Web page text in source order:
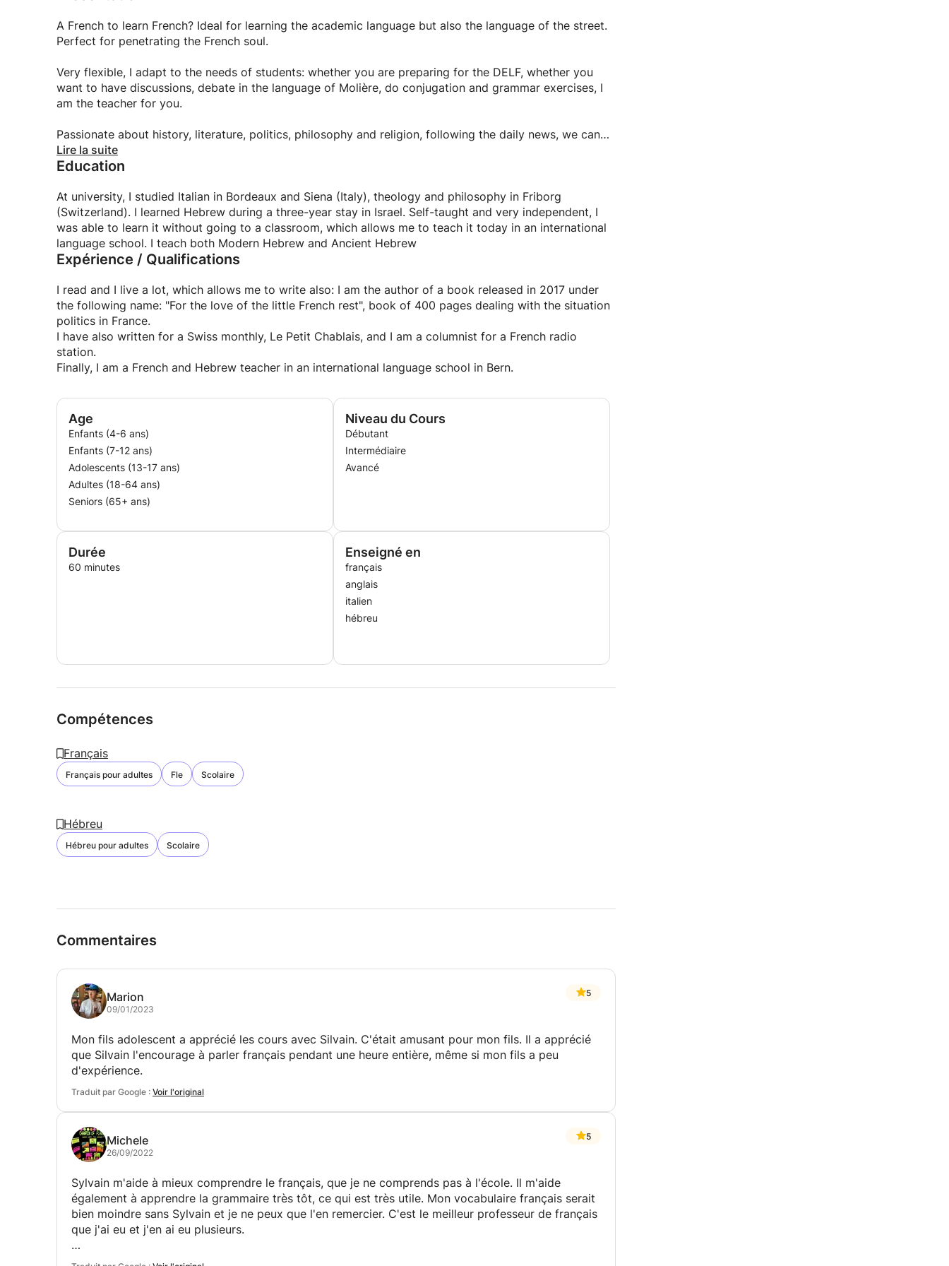
A French to learn French? Ideal for learning the academic language but also the language of the street.
Perfect for penetrating the French soul.
Very flexible, I adapt to the needs of students: whether you are preparing for the DELF, whether you
want to have discussions, debate in the language of Molière, do conjugation and grammar exercises, I
am the teacher for you.
Passionate about history, literature, politics, philosophy and religion, following the daily news, we can
freely address an incalculable number of themes, those you want
Lire la suite
Education
At university, I studied Italian in Bordeaux and Siena (Italy), theology and philosophy in Friborg
(Switzerland). I learned Hebrew during a three-year stay in Israel. Self-taught and very independent, I
was able to learn it without going to a classroom, which allows me to teach it today in an international
language school. I teach both Modern Hebrew and Ancient Hebrew
Expérience / Qualifications
I read and I live a lot, which allows me to write also: I am the author of a book released in 2017 under
the following name: "For the love of the little French rest", book of 400 pages dealing with the situation
politics in France.
I have also written for a Swiss monthly, Le Petit Chablais, and I am a columnist for a French radio
station.
Finally, I am a French and Hebrew teacher in an international language school in Bern.
Age
Enfants (4-6 ans)
Enfants (7-12 ans)
Adolescents (13-17 ans)
Adultes (18-64 ans)
Seniors (65+ ans)
Niveau du Cours
Débutant
Intermédiaire
Avancé
Durée
60 minutes
Enseigné en
français
anglais
italien
hébreu
Compétences
Français
Français pour adultes Fle Scolaire
Hébreu
Hébreu pour adultes Scolaire
Commentaires
Marion
09/01/2023
5
Mon fils adolescent a apprécié les cours avec Silvain. C'était amusant pour mon fils. Il a apprécié
que Silvain l'encourage à parler français pendant une heure entière, même si mon fils a peu
d'expérience.
Traduit par Google : Voir l'original
Michele
26/09/2022
5
Sylvain m'aide à mieux comprendre le français, que je ne comprends pas à l'école. Il m'aide
également à apprendre la grammaire très tôt, ce qui est très utile. Mon vocabulaire français serait
bien moindre sans Sylvain et je ne peux que l'en remercier. C'est le meilleur professeur de français
que j'ai eu et j'en ai eu plusieurs.
Sylvain est un excellent professeur de français qui enseigne avec beaucoup de passion, de joie et